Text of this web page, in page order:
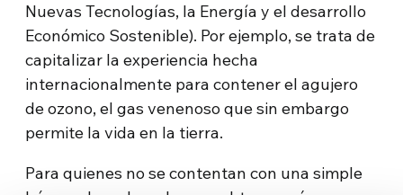
Nuevas Tecnologías, la Energía y el desarrollo
Económico Sostenible). Por ejemplo, se trata de
capitalizar la experiencia hecha
internacionalmente para contener el agujero
de ozono, el gas venenoso que sin embargo
permite la vida en la tierra.
Para quienes no se contentan con una simple